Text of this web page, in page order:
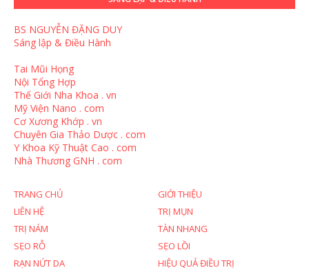
BS NGUYỄN ĐẶNG DUY
Sáng lập & Điều Hành
Tai Mũi Họng
Nội Tổng Hợp
Thế Giới Nha Khoa . vn
Mỹ Viện Nano . com
Cơ Xương Khớp . vn
Chuyên Gia Thảo Dược . com
Y Khoa Kỹ Thuật Cao . com
Nhà Thương GNH . com
TRANG CHỦ
GIỚI THIỆU
LIÊN HỆ
TRỊ MỤN
TRỊ NÁM
TÀN NHANG
SẸO RỖ
SẸO LỒI
RẠN NỨT DA
HIỆU QUẢ ĐIỀU TRỊ